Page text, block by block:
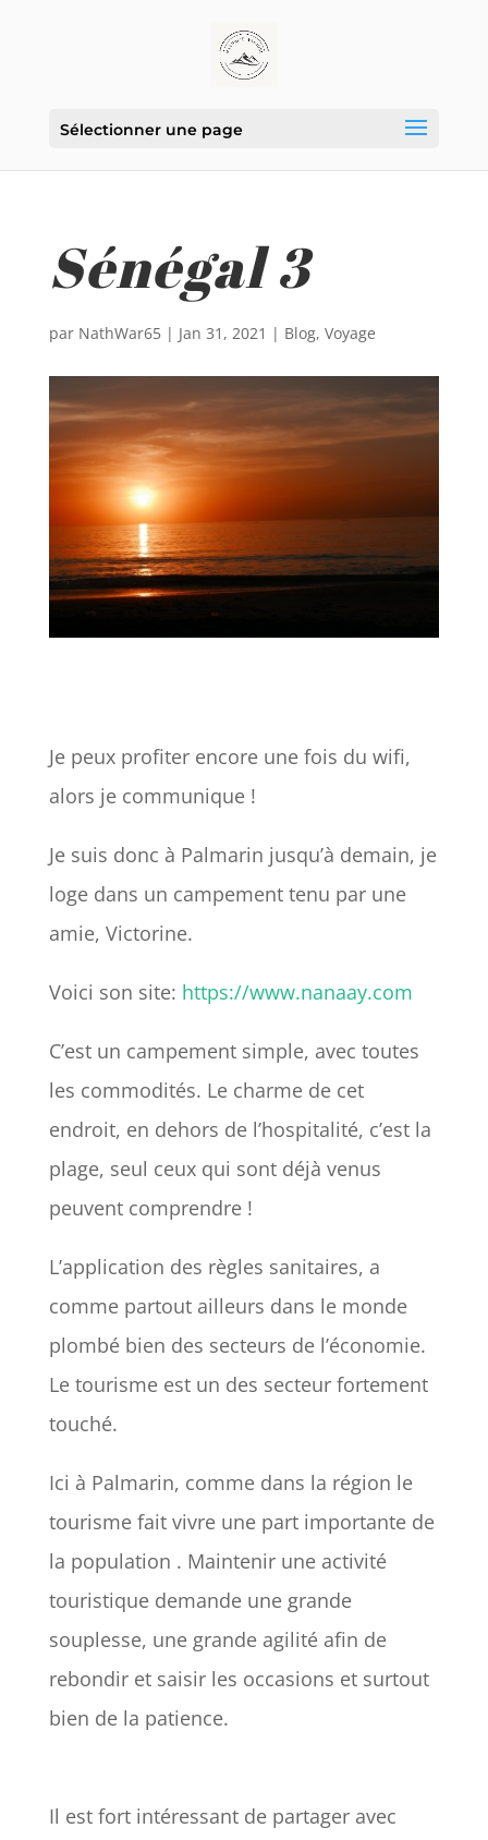
Sélectionner une page
Sénégal 3
par NathWar65| Jan 31, 2021 | Blog, Voyage
Je peux profiter encore une fois du wifi,
alors je communique !
Je suis donc à Palmarin jusqu’à demain, je
loge dans un campement tenu par une
amie, Victorine.
Voici son site: https://www.nanaay.com
C’est un campement simple, avec toutes
les commodités. Le charme de cet
endroit, en dehors de l’hospitalité, c’est la
plage, seul ceux qui sont déjà venus
peuvent comprendre !
L’application des règles sanitaires, a
comme partout ailleurs dans le monde
plombé bien des secteurs de l’économie.
Le tourisme est un des secteur fortement
touché.
Ici à Palmarin, comme dans la région le
tourisme fait vivre une part importante de
la population . Maintenir une activité
touristique demande une grande
souplesse, une grande agilité afin de
rebondir et saisir les occasions et surtout
bien de la patience.
Il est fort intéressant de partager avec